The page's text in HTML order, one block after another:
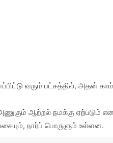
வரும் பட்சத்தில், அதன்
ஆற்றல் நமக்கு ஏற்படும்
நார்ப் பொருளும் உள்ளன.